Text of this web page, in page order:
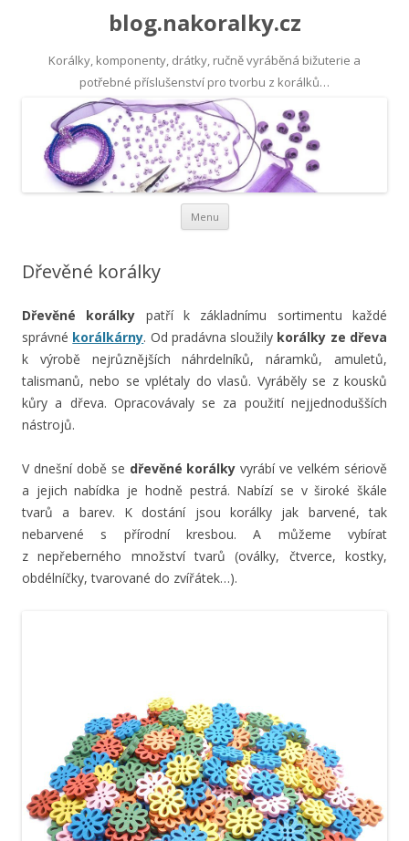
blog.nakoralky.cz
Korálky, komponenty, drátky, ručně vyráběná bižuterie a
potřebné příslušenství pro tvorbu z korálků…
Menu Přejít k obsahu webu
Dřevěné korálky
Dřevěné korálky patří k základnímu sortimentu každé
správné korálkárny. Od pradávna sloužily korálky ze dřeva
k výrobě nejrůznějších náhrdelníků, náramků, amuletů,
talismanů, nebo se vplétaly do vlasů. Vyráběly se z kousků
kůry a dřeva. Opracovávaly se za použití nejjednodušších
nástrojů.
V dnešní době se dřevěné korálky vyrábí ve velkém sériově
a jejich nabídka je hodně pestrá. Nabízí se v široké škále
tvarů a barev. K dostání jsou korálky jak barvené, tak
nebarvené s přírodní kresbou. A můžeme vybírat
z nepřeberného množství tvarů (oválky, čtverce, kostky,
obdélníčky, tvarované do zvířátek…).